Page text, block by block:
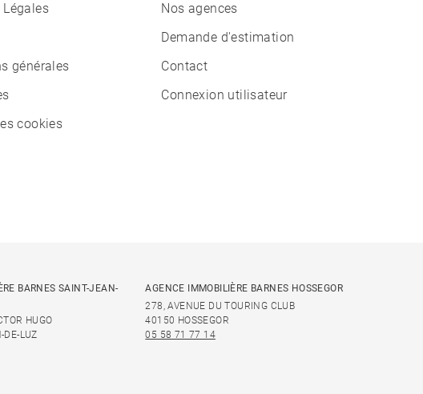
générales
cookies
Nos agences
Demande d'estimation
Contact
Connexion utilisateur
BARNES SAINT-JEAN-
HUGO
LUZ
AGENCE IMMOBILIÈRE BARNES HOSSEGOR
278, AVENUE DU TOURING CLUB
40150 HOSSEGOR
05 58 71 77 14